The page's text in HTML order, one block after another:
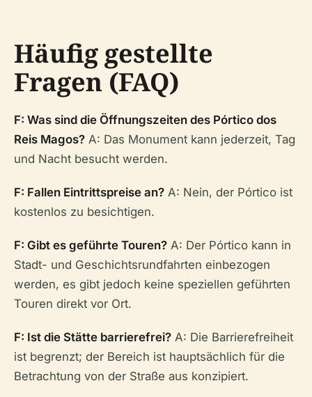
Häufig gestellte
Fragen (FAQ)
F: Was sind die Öffnungszeiten des Pórtico dos
Reis Magos? A: Das Monument kann jederzeit, Tag
und Nacht besucht werden.
F: Fallen Eintrittspreise an? A: Nein, der Pórtico ist
kostenlos zu besichtigen.
F: Gibt es geführte Touren? A: Der Pórtico kann in
Stadt- und Geschichtsrundfahrten einbezogen
werden, es gibt jedoch keine speziellen geführten
Touren direkt vor Ort.
F: Ist die Stätte barrierefrei? A: Die Barrierefreiheit
ist begrenzt; der Bereich ist hauptsächlich für die
Betrachtung von der Straße aus konzipiert.